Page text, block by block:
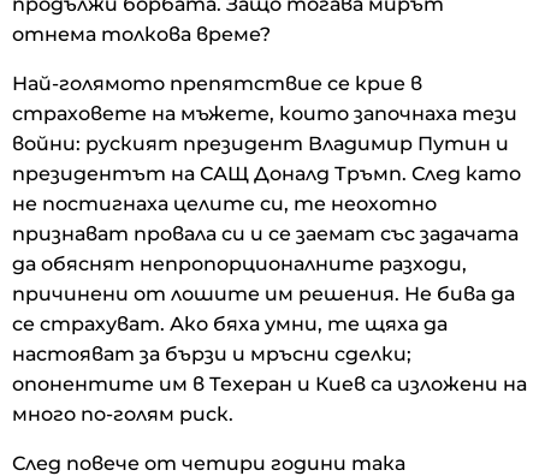
отнема толкова време?
Най-голямото препятствие се крие в
страховете на мъжете, които започнаха тези
войни: руският президент Владимир Путин и
президентът на САЩ Доналд Тръмп. След като
не постигнаха целите си, те неохотно
признават провала си и се заемат със задачата
да обяснят непропорционалните разходи,
причинени от лошите им решения. Не бива да
се страхуват. Ако бяха умни, те щяха да
настояват за бързи и мръсни сделки;
опонентите им в Техеран и Киев са изложени на
много по-голям риск.
След повече от четири години така